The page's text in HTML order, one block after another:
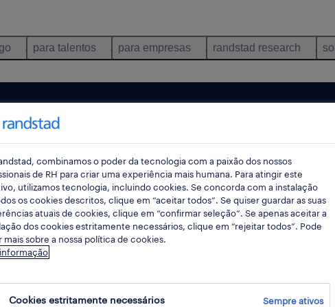
para talentos para empresas randstad research
resultados para a sua pesquisa.
combinamos o poder da tecnologia com a paixão dos nossos
de RH para criar uma experiência mais humana. Para atingir este
utilizamos tecnologia, incluindo cookies. Se concorda com a instalação
os cookies descritos, clique em “aceitar todos”. Se quiser guardar as suas
atuais de cookies, clique em “confirmar seleção”. Se apenas aceitar a
dos cookies estritamente necessários, clique em “rejeitar todos”. Pode
mais sobre a nossa política de cookies.
Cookies estritamente necessários Sempre ativos